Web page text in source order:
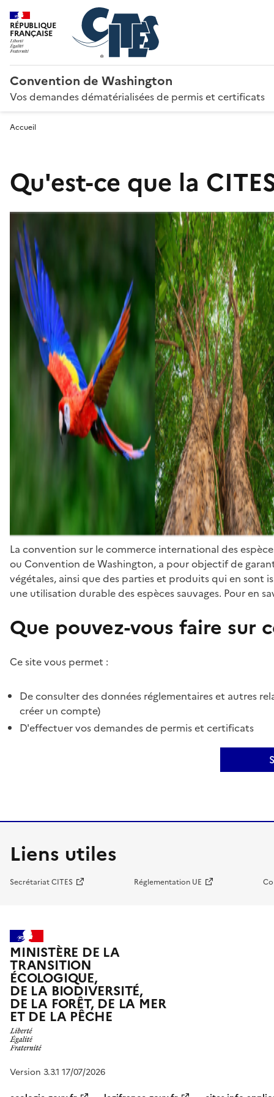
RÉPUBLIQUE
FRANÇAISE
Convention de Washington
Vos demandes dématérialisées de permis et certificats
Accueil
Qu'est-ce que la
La convention sur le commerce international des
ou Convention de Washington, a pour objectif de
végétales, ainsi que des parties et produits qui en sont
une utilisation durable des espèces sauvages. Pour en
Que pouvez-vous faire sur
Ce site vous permet :
De consulter des données réglementaires et autres
créer un compte)
D'effectuer vos demandes de permis et certificats
Liens utiles
Secrétariat CITES Réglementation UE
MINISTÈRE DE LA
TRANSITION
ÉCOLOGIQUE,
DE LA BIODIVERSITÉ,
DE LA FORÊT, DE LA MER
ET DE LA PÊCHE
Version 3.3.1 17/07/2026